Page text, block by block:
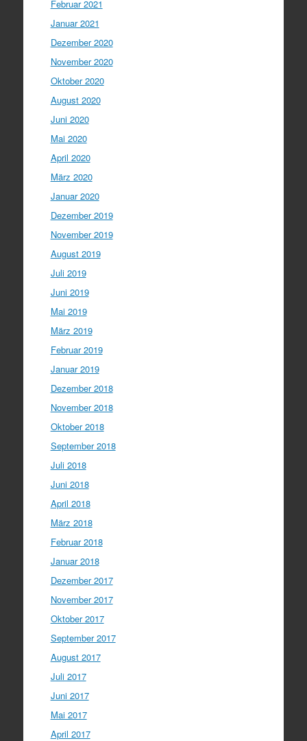
Februar 2021
Januar 2021
Dezember 2020
November 2020
Oktober 2020
August 2020
Juni 2020
Mai 2020
April 2020
März 2020
Januar 2020
Dezember 2019
November 2019
August 2019
Juli 2019
Juni 2019
Mai 2019
März 2019
Februar 2019
Januar 2019
Dezember 2018
November 2018
Oktober 2018
September 2018
Juli 2018
Juni 2018
April 2018
März 2018
Februar 2018
Januar 2018
Dezember 2017
November 2017
Oktober 2017
September 2017
August 2017
Juli 2017
Juni 2017
Mai 2017
April 2017